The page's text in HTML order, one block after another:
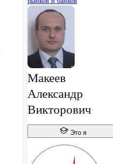
Макеев
Александр
Викторович
Это я